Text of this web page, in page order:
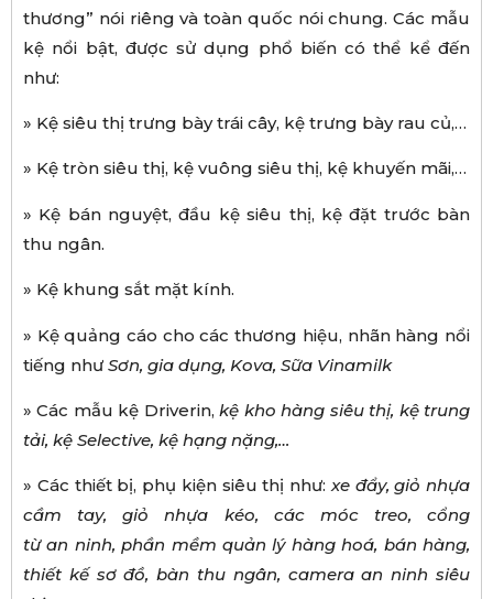
thương” nói riêng và toàn quốc nói chung. Các mẫu
kệ nổi bật, được sử dụng phổ biến có thể kể đến
như:
» Kệ siêu thị trưng bày trái cây, kệ trưng bày rau củ,…
» Kệ tròn siêu thị, kệ vuông siêu thị, kệ khuyến mãi,…
» Kệ bán nguyệt, đầu kệ siêu thị, kệ đặt trước bàn
thu ngân.
» Kệ khung sắt mặt kính.
» Kệ quảng cáo cho các thương hiệu, nhãn hàng nổi
tiếng như Sơn, gia dụng, Kova, Sữa Vinamilk
» Các mẫu kệ Driverin,kệ kho hàng siêu thị, kệ trung
tải, kệ Selective, kệ hạng nặng,…
» Các thiết bị, phụ kiện siêu thị như: xe đẩy, giỏ nhựa
cầm tay, giỏ nhựa kéo, các móc treo, cổng
từ an ninh, phần mềm quản lý hàng hoá, bán hàng,
thiết kếsơ đồ, bàn thu ngân, camera an ninh siêu